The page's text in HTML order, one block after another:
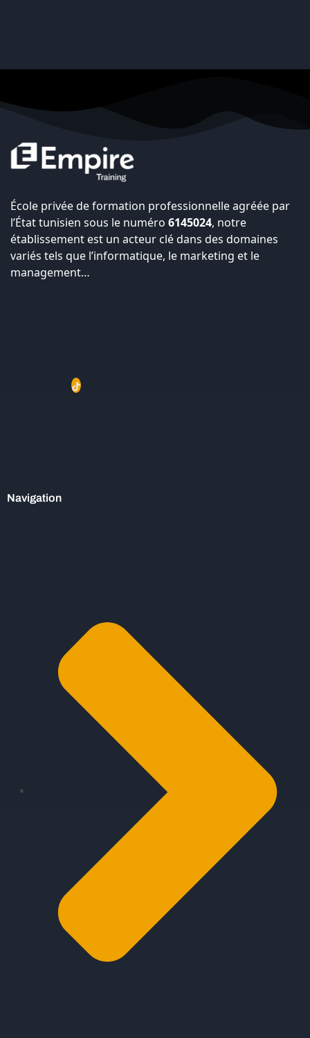
École privée de formation professionnelle agréée par
l’État tunisien sous le numéro 6145024, notre
établissement est un acteur clé dans des domaines
variés tels que l’informatique, le marketing et le
management…
Navigation